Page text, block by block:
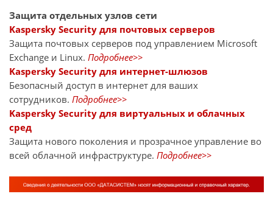
Защита отдельных узлов сети
Kaspersky Security для почтовых серверов
Защита почтовых серверов под управлением Microsoft
Exchange и Linux. Подробнее>>
Kaspersky Security для интернет-шлюзов
Безопасный доступ в интернет для ваших
сотрудников. Подробнее>>
Kaspersky Security для виртуальных и облачных
сред
Защита нового поколения и прозрачное управление во
всей облачной инфраструктуре. Подробнее>>